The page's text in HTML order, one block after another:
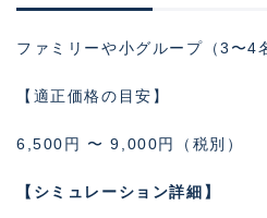
ファミリーや小グループ（3〜4
【適正価格の目安】
6,500円 〜 9,000円（税別）
【シミュレーション詳細】